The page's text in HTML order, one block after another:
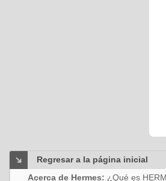
Regresar a la página inicial
Acerca de Hermes: ¿Qué es